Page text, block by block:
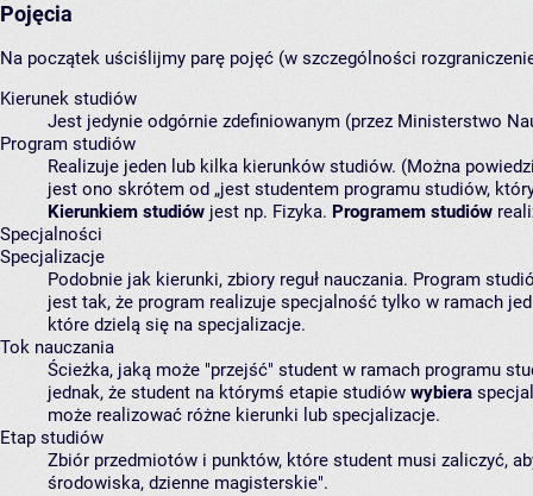
Pojęcia
Na początek uściślijmy parę pojęć (w szczególności
Kierunek studiów
Jest jedynie odgórnie zdefiniowanym (przez Ministerstwo
Program studiów
Realizuje jeden lub kilka kierunków studiów. (Można
jest ono skrótem od jest studentem programu studiów,
Kierunkiem studiów jest np. Fizyka. Programem studiów
Specjalności
Specjalizacje
Podobnie jak kierunki, zbiory reguł nauczania. Program
jest tak, że program realizuje specjalność tylko w ramach
które dzielą się na specjalizacje.
Tok nauczania
Ścieżka, jaką może "przejść" student w ramach programu
jednak, że student na którymś etapie studiów wybiera
może realizować różne kierunki lub specjalizacje.
Etap studiów
Zbiór przedmiotów i punktów, które student musi zaliczyć,
środowiska, dzienne magisterskie".